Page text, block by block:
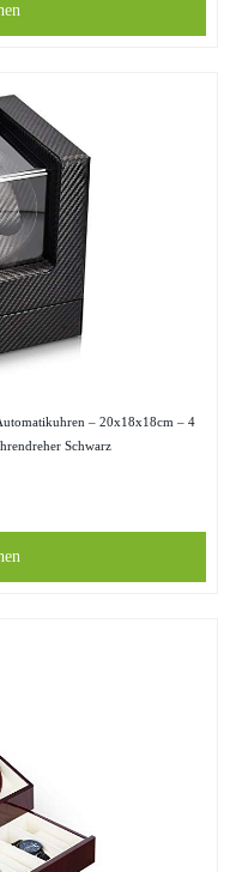
– 20x18x18cm – 4
Schwarz